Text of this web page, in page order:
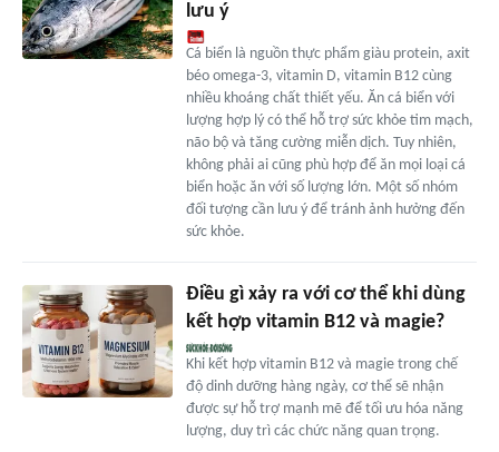
lưu ý
Cá biển là nguồn thực phẩm giàu protein, axit
béo omega-3, vitamin D, vitamin B12 cùng
nhiều khoáng chất thiết yếu. Ăn cá biển với
lượng hợp lý có thể hỗ trợ sức khỏe tim mạch,
não bộ và tăng cường miễn dịch. Tuy nhiên,
không phải ai cũng phù hợp để ăn mọi loại cá
biển hoặc ăn với số lượng lớn. Một số nhóm
đối tượng cần lưu ý để tránh ảnh hưởng đến
sức khỏe.
Điều gì xảy ra với cơ thể khi dùng
kết hợp vitamin B12 và magie?
Khi kết hợp vitamin B12 và magie trong chế
độ dinh dưỡng hàng ngày, cơ thể sẽ nhận
được sự hỗ trợ mạnh mẽ để tối ưu hóa năng
lượng, duy trì các chức năng quan trọng.